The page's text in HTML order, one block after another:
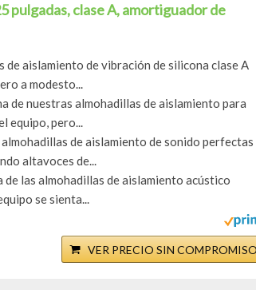
pulgadas, clase A, amortiguador de
aislamiento de vibración de silicona clase A
a modesto...
de nuestras almohadillas de aislamiento para
equipo, pero...
de aislamiento de sonido perfectas
altavoces de...
las almohadillas de aislamiento acústico
se sienta...
VER PRECIO SIN